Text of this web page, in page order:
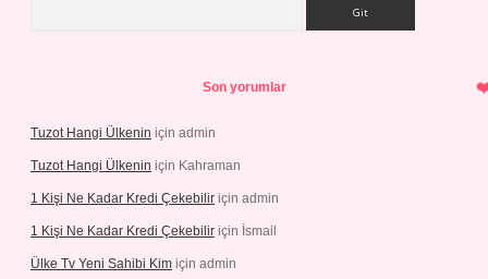
Son yorumlar
Tuzot Hangi Ülkenin için admin
Tuzot Hangi Ülkenin için Kahraman
1 Kişi Ne Kadar Kredi Çekebilir için admin
1 Kişi Ne Kadar Kredi Çekebilir için İsmail
Ülke Tv Yeni Sahibi Kim için admin